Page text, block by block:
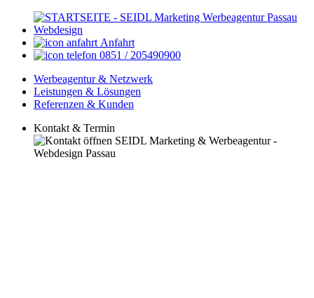
Anfahrt
0851 / 205490900
Werbeagentur & Netzwerk
Leistungen & Lösungen
Referenzen & Kunden
Kontakt & Termin